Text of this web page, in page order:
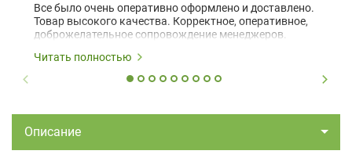
Все было очень оперативно оформлено и доставлено.
Товар высокого качества. Корректное, оперативное,
доброжелательное сопровождение менеджеров.
Читать полностью
Описание